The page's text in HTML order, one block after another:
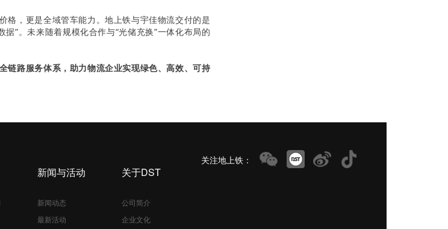
格，更是全域管车能力。地上铁与宇佳物流交付的是
”。未来随着规模化合作与“光储充换”一体化布局的
链路服务体系，助力物流企业实现绿色、高效、可持
新闻与活动
新闻动态
最新活动
关于DST
公司简介
企业文化
关注地上铁：